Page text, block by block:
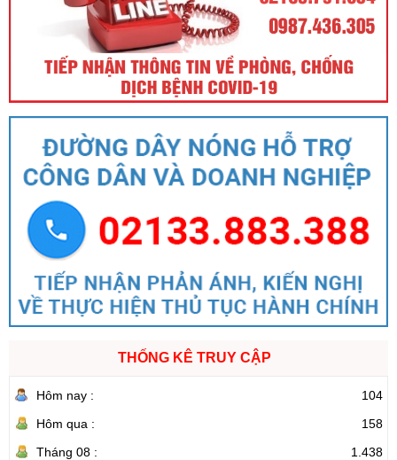
THỐNG KÊ TRUY CẬP
Hôm nay :
104
Hôm qua :
158
Tháng 08 :
1.438